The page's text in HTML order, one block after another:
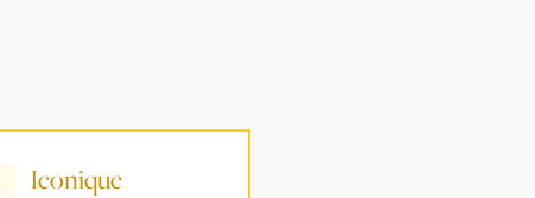
Iconique